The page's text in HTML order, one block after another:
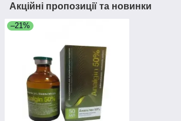
Акційні пропозиції та новинки
–21%